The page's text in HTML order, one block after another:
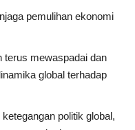
pemulihan ekonomi
terus mewaspadai dan
global terhadap
politik global,